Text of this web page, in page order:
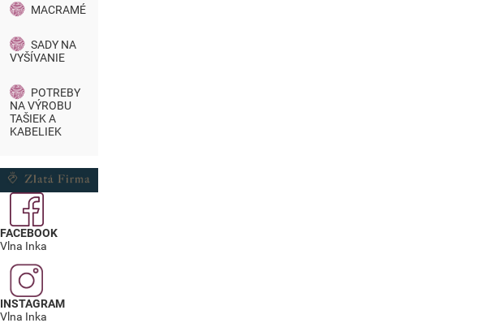
MACRAMÉ
SADY NA
VYŠÍVANIE
POTREBY
NA VÝROBU
TAŠIEK A
KABELIEK
FACEBOOK
Vlna Inka
INSTAGRAM
Vlna Inka